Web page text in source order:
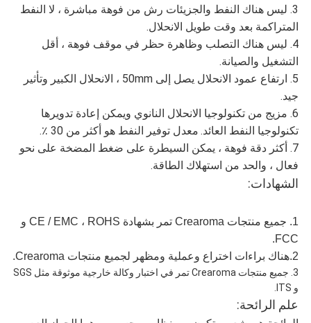
3. ليس هناك النفط والجزيئات رش من فوهة مباشرة ، لا النفط
المتراكمة بعد وقت طويل الانحلال.
4. ليس هناك التصلب وظاهرة حظر في موقف فوهة ، أقل
التشغيل والصيانة.
5. ارتفاع عمود الانحلال يصل إلى 50mm ، الانحلال الكبير وتأثير
جيد.
6. مزيج من تكنولوجيا الانحلال النانوي ويمكن إعادة تدويرها
تكنولوجيا النفط العائد. معدل توفير النفط هو أكثر من 30 ٪.
7. أكثر دقة فوهة ، يمكن السيطرة على ضغط المضخة على نحو
فعال ، والحد من استهلاك الطاقة.
الشهادات:
1. جميع منتجات Crearoma تمر بشهادة CE / EMC ، ROHS و
FCC.
2.هناك براءات اختراع وعملية ومظهر لجميع منتجات Crearoma.
3. جميع منتجات Crearoma تمر في اختبار وكالة خارجية موثوقة مثل SGS
و ITS.
علم الرائحة: